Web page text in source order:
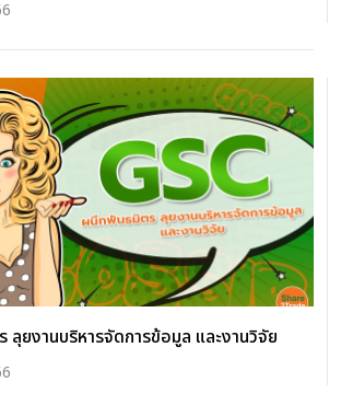
ลุยงานบริหารจัดการข้อมูล และงานวิจัย